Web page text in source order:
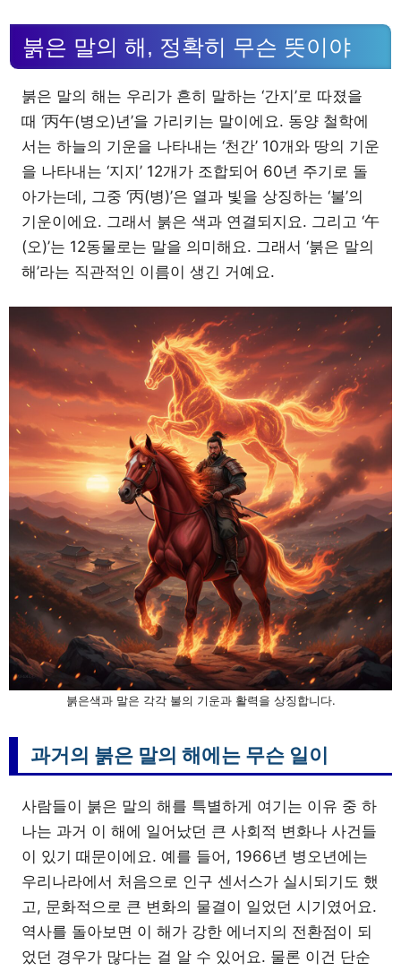
붉은 말의 해, 정확히 무슨 뜻이야
붉은 말의 해는 우리가 흔히 말하는 ‘간지’로 따졌을
때 ‘丙午(병오)년’을 가리키는 말이에요. 동양 철학에
서는 하늘의 기운을 나타내는 ‘천간’ 10개와 땅의 기운
을 나타내는 ‘지지’ 12개가 조합되어 60년 주기로 돌
아가는데, 그중 ‘丙(병)’은 열과 빛을 상징하는 ‘불’의
기운이에요. 그래서 붉은 색과 연결되지요. 그리고 ‘午
(오)’는 12동물로는 말을 의미해요. 그래서 ‘붉은 말의
해’라는 직관적인 이름이 생긴 거예요.
붉은색과 말은 각각 불의 기운과 활력을 상징합니다.
과거의 붉은 말의 해에는 무슨 일이
사람들이 붉은 말의 해를 특별하게 여기는 이유 중 하
나는 과거 이 해에 일어났던 큰 사회적 변화나 사건들
이 있기 때문이에요. 예를 들어, 1966년 병오년에는
우리나라에서 처음으로 인구 센서스가 실시되기도 했
고, 문화적으로 큰 변화의 물결이 일었던 시기였어요.
역사를 돌아보면 이 해가 강한 에너지의 전환점이 되
었던 경우가 많다는 걸 알 수 있어요. 물론 이건 단순